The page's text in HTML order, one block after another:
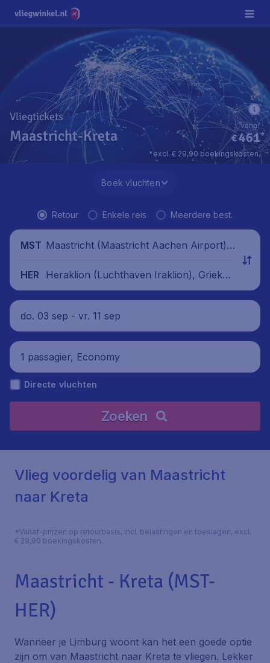
Vliegtickets
Maastricht-Kreta €461*
vanaf
*excl. € 29,90 boekingskosten.
Boek vluchten
Retour Enkele reis Meerdere best.
MST Maastricht (Maastricht Aachen Airport),
HER
Heraklion (Luchthaven Iraklion), Grieken
land
do. 03 sep - vr. 11 sep
1 passagier, Economy
Directe vluchten
Zoeken
Vlieg voordelig van Maastricht
naar Kreta
*Vanaf-prijzen op retourbasis, incl. belastingen en toeslagen, excl.
€ 29,90 boekingskosten.
Maastricht - Kreta (MST-
HER)
Wanneer je Limburg woont kan het een goede optie
zijn om van Maastricht naar Kreta te vliegen. Lekker